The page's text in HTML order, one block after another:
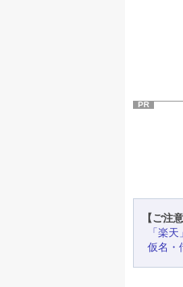
PR
【ご注
「楽
仮名・